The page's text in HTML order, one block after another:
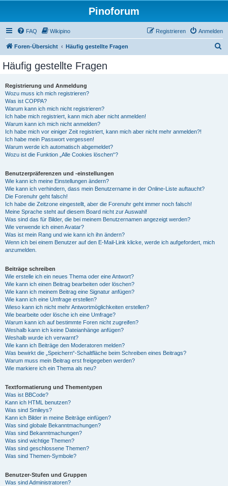
Pinoforum
FAQ Wikipino Anmelden
Registrieren
Foren-Übersicht Häufig gestellte Fragen
Häufig gestellte Fragen
Registrierung und Anmeldung
Wozu muss ich mich registrieren?
Was ist COPPA?
Warum kann ich mich nicht registrieren?
Ich habe mich registriert, kann mich aber nicht anmelden!
Warum kann ich mich nicht anmelden?
Ich habe mich vor einiger Zeit registriert, kann mich aber nicht mehr anmelden?!
Ich habe mein Passwort vergessen!
Warum werde ich automatisch abgemeldet?
Wozu ist die Funktion „Alle Cookies löschen“?
Benutzerpräferenzen und -einstellungen
Wie kann ich meine Einstellungen ändern?
Wie kann ich verhindern, dass mein Benutzername in der Online-Liste auftaucht?
Die Forenuhr geht falsch!
Ich habe die Zeitzone eingestellt, aber die Forenuhr geht immer noch falsch!
Meine Sprache steht auf diesem Board nicht zur Auswahl!
Was sind das für Bilder, die bei meinem Benutzernamen angezeigt werden?
Wie verwende ich einen Avatar?
Was ist mein Rang und wie kann ich ihn ändern?
Wenn ich bei einem Benutzer auf den E-Mail-Link klicke, werde ich aufgefordert, mich
anzumelden.
Beiträge schreiben
Wie erstelle ich ein neues Thema oder eine Antwort?
Wie kann ich einen Beitrag bearbeiten oder löschen?
Wie kann ich meinem Beitrag eine Signatur anfügen?
Wie kann ich eine Umfrage erstellen?
Wieso kann ich nicht mehr Antwortmöglichkeiten erstellen?
Wie bearbeite oder lösche ich eine Umfrage?
Warum kann ich auf bestimmte Foren nicht zugreifen?
Weshalb kann ich keine Dateianhänge anfügen?
Weshalb wurde ich verwarnt?
Wie kann ich Beiträge den Moderatoren melden?
Was bewirkt die „Speichern“-Schaltfläche beim Schreiben eines Beitrags?
Warum muss mein Beitrag erst freigegeben werden?
Wie markiere ich ein Thema als neu?
Textformatierung und Thementypen
Was ist BBCode?
Kann ich HTML benutzen?
Was sind Smileys?
Kann ich Bilder in meine Beiträge einfügen?
Was sind globale Bekanntmachungen?
Was sind Bekanntmachungen?
Was sind wichtige Themen?
Was sind geschlossene Themen?
Was sind Themen-Symbole?
Benutzer-Stufen und Gruppen
Was sind Administratoren?